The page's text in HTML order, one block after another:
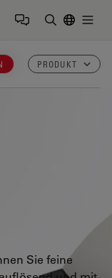
PRODUKT
Sie feine